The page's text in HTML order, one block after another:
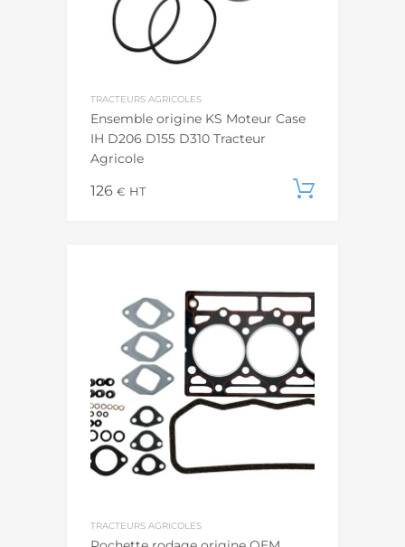
TRACTEURS AGRICOLES
Ensemble origine KS Moteur Case
IH D206 D155 D310 Tracteur
Agricole
126 € HT
TRACTEURS AGRICOLES